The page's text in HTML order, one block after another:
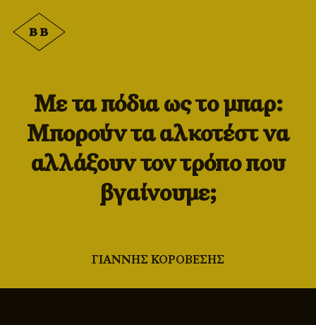
Με τα πόδια ως το μπαρ:
Μπορούν τα αλκοτέστ να
αλλάξουν τον τρόπο που
βγαίνουμε;
ΓΙΑΝΝΗΣ ΚΟΡΟΒΕΣΗΣ